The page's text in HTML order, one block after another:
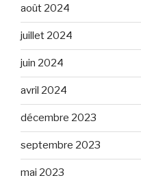
août 2024
juillet 2024
juin 2024
avril 2024
décembre 2023
septembre 2023
mai 2023